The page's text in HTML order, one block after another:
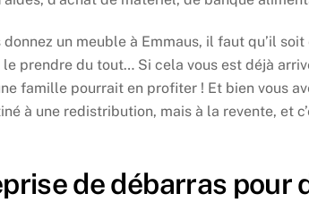
un meuble à Emmaus, il faut qu’il
prendre du tout… Si cela vous est déjà
famille pourrait en profiter ! Et bien vous
à une redistribution, mais à la revente, et
de débarras pour